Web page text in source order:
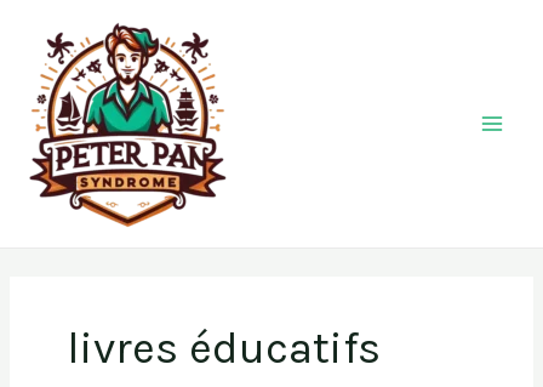
contenu
livres éducatifs